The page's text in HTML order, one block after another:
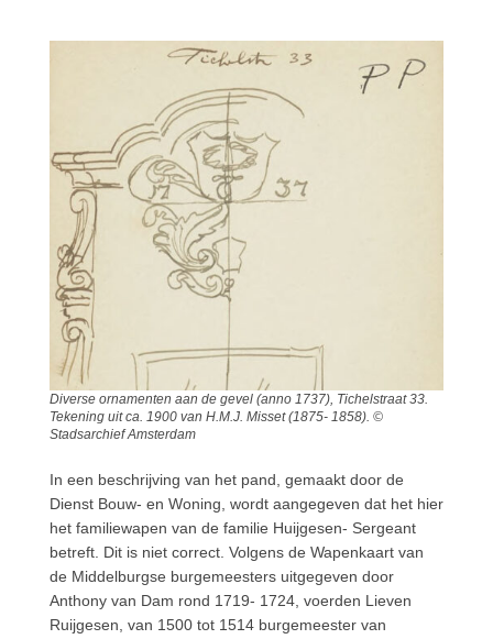
Diverse ornamenten aan de gevel (anno 1737), Tichelstraat 33.
Tekening uit ca. 1900 van H.M.J. Misset (1875- 1858). ©
Stadsarchief Amsterdam
In een beschrijving van het pand, gemaakt door de
Dienst Bouw- en Woning, wordt aangegeven dat het hier
het familiewapen van de familie Huijgesen- Sergeant
betreft. Dit is niet correct. Volgens de Wapenkaart van
de Middelburgse burgemeesters uitgegeven door
Anthony van Dam rond 1719- 1724, voerden Lieven
Ruijgesen, van 1500 tot 1514 burgemeester van